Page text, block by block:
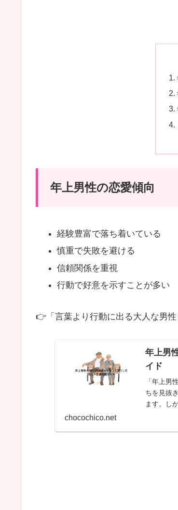
年上男性の恋愛傾向
経験豊富で落ち着いている
慎重で失敗を避ける
信頼関係を重視
行動で好意を示すことが多い
👉「言葉より行動に出る大人な男性
年上男
イド
「年上男
ちを見抜
ます。し
chocochico.net